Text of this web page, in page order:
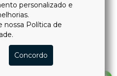
2828
- CEP 05715-030 - São
– SP
J-31482
personalizado e
nossa Política de
Concordo